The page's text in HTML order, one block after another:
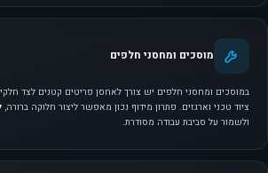
מוסכים ומחסני חלפים
במוסכים ומחסני חלפים יש צורך לאחסן פריטים קטנים לצד
ציוד טכני וארגזים. פתרון מידוף נכון מאפשר ליצור חלוקה ברורה,
ולשמור על סביבת עבודה מסודרת.